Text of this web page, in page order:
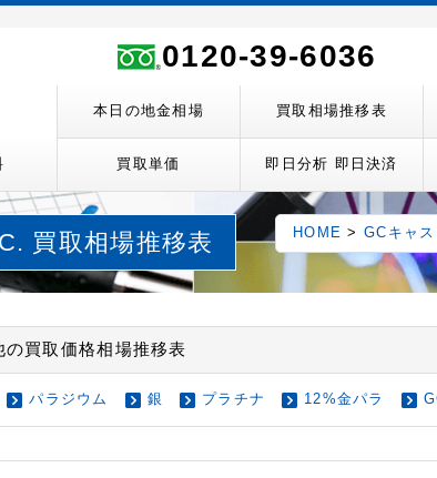
0120-39-6036
本日の地金相場 買取相場推移表
買取単価 即日分析 即日決済
買取相場推移表 HOME >GCキャ
の買取価格相場推移表
パラジウム 銀 プラチナ 12%金パラ